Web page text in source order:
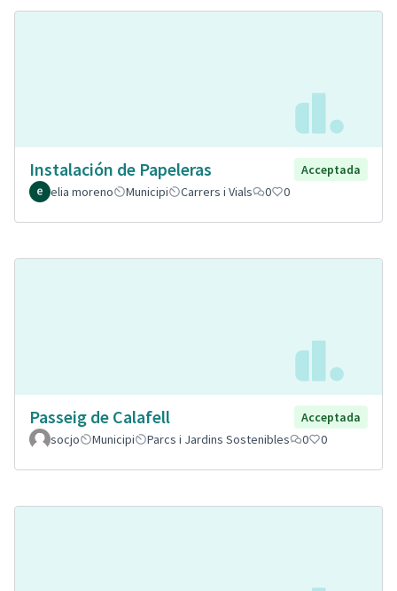
Instalación de Papeleras
Acceptada
elia moreno
Municipi Carrers i Vials 0 0
Passeig de Calafell
Acceptada
socjo
Municipi Parcs i Jardins Sostenibles 0 0